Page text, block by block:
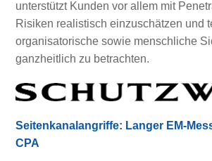
unterstützt Kunden vor allem mit
Risiken realistisch einzuschätzen und
organisatorische sowie menschliche
ganzheitlich zu betrachten.
Seitenkanalangriffe: Langer EM-
CPA